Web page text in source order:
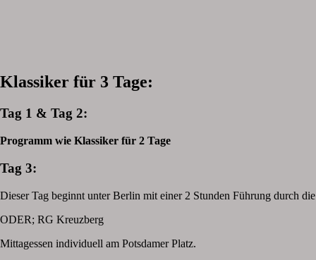
Klassiker für 3 Tage:
Tag 1 & Tag 2:
Programm wie Klassiker für 2 Tage
Tag 3:
Dieser Tag beginnt unter Berlin mit einer 2 Stunden Führung durch die
ODER; RG Kreuzberg
Mittagessen individuell am Potsdamer Platz.